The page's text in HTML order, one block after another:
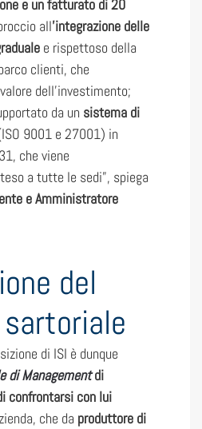
e un fatturato di 20
all’integrazione delle
e rispettoso della
clienti, che
dell’investimento;
da un sistema di
9001 e 27001) in
che viene
a tutte le sedi”, spiega
e Amministratore
del
di ISI è dunque
di Managementdi
confrontarsi con lui
che da produttore di